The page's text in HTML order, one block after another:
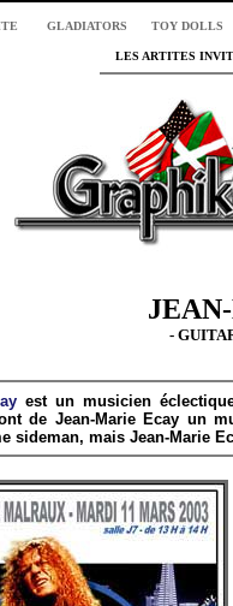
GLADIATORS TOY DOLLS
LES ARTITES
-
est un musicien
de Jean-Marie Ecay un
sideman, mais Jean-Marie